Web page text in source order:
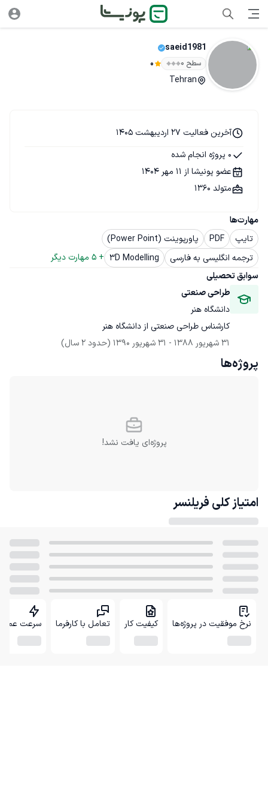
saeid1981
سطح ۰ 0
Tehran
مهارت‌ها
تایپ
PDF
پاورپوینت (Power Point)
ترجمه انگلیسی به فارسی
3D Modelling
+
5 مهارت دیگر
سوابق تحصیلی
طراحی صنعتی
دانشگاه هنر
کارشناس طراحی صنعتی از دانشگاه هنر
31 شهریور 1388
- 31 شهریور 1390 (حدود 2 سال)
آخرین فعالیت 27 اردیبهشت 1405
0 پروژه انجام شده
عضو پونیشا از 11 مهر 1404
متولد 1360
پروژه‌ها
پروژه‌ای یافت نشد!
امتیاز کلی فریلنسر
نرخ موفقیت در پروژه‌ها کیفیت کار تعامل با کارفرما سرعت عمل